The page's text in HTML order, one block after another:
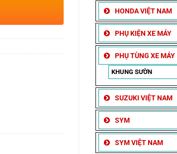
HONDA VIỆT NAM
PHỤ KIỆN XE MÁY
PHỤ TÙNG XE MÁY
KHUNG SƯỜN
SUZUKI VIỆT NAM
SYM
SYM VIỆT NAM